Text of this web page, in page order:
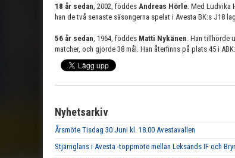
18 år sedan, 2002, föddes Andreas Hörle. Med Ludvika
han de två senaste säsongerna spelat i Avesta BK:s J18
56 år sedan, 1964, föddes Matti Nykänen. Han tillhörde
matcher, och gjorde 38 mål. Han återfinns på plats 45 i
Nyhetsarkiv
Årsmöte Tisdag 30 Juni kl. 18.00 Avestavallen
Stjärnglans i Avesta -toppmöte mellan Leksands IF och